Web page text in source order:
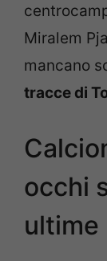
Miralem
mancano
tracce di
occhi
ultime